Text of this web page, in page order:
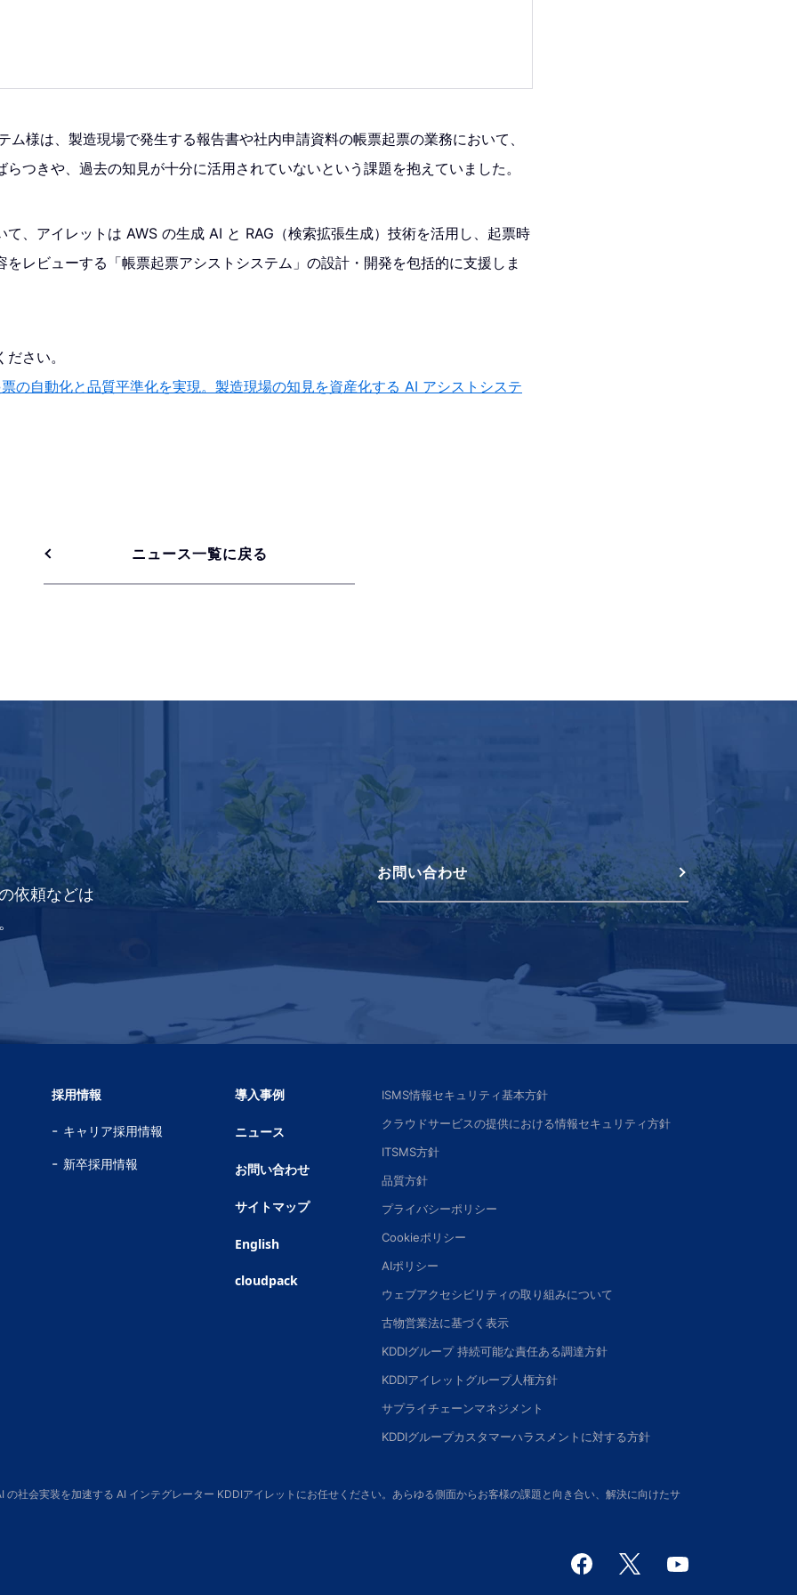
ム様は、製造現場で発生する報告書や社内申請資料の帳票起票の業務において、
つきや、過去の知見が十分に活用されていないという課題を抱えていました。
て、アイレットは AWS の生成 AI と RAG（検索拡張生成）技術を活用し、起票時
をレビューする「帳票起票アシストシステム」の設計・開発を包括的に支援しま
さい。
の自動化と品質平準化を実現。製造現場の知見を資産化する AI アシストシステ
ニュース一覧に戻る
依頼などは
お問い合わせ
採用情報
キャリア採用情報
新卒採用情報
導入事例
ニュース
お問い合わせ
サイトマップ
English
cloudpack
ISMS情報セキュリティ基本方針
クラウドサービスの提供における情報セキュリティ方針
ITSMS方針
品質方針
プライバシーポリシー
Cookieポリシー
AIポリシー
ウェブアクセシビリティの取り組みについて
古物営業法に基づく表示
KDDIグループ 持続可能な責任ある調達方針
KDDIアイレットグループ人権方針
サプライチェーンマネジメント
KDDIグループカスタマーハラスメントに対する方針
社会実装を加速する AI インテグレーター KDDIアイレットにお任せください。あらゆる側面からお客様の課題と向き合い、解決に向けたサ